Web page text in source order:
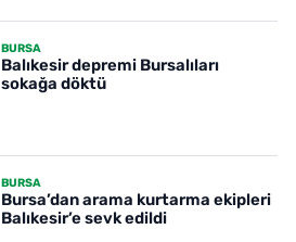
BURSA
Balıkesir depremi Bursalıları
sokağa döktü
BURSA
Bursa’dan arama kurtarma ekipleri
Balıkesir’e sevk edildi